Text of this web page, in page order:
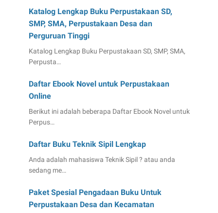
Katalog Lengkap Buku Perpustakaan SD,
SMP, SMA, Perpustakaan Desa dan
Perguruan Tinggi
Katalog Lengkap Buku Perpustakaan SD, SMP, SMA,
Perpusta…
Daftar Ebook Novel untuk Perpustakaan
Online
Berikut ini adalah beberapa Daftar Ebook Novel untuk
Perpus…
Daftar Buku Teknik Sipil Lengkap
Anda adalah mahasiswa Teknik Sipil ? atau anda
sedang me…
Paket Spesial Pengadaan Buku Untuk
Perpustakaan Desa dan Kecamatan